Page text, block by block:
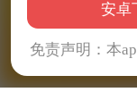
安卓
免责声明：本